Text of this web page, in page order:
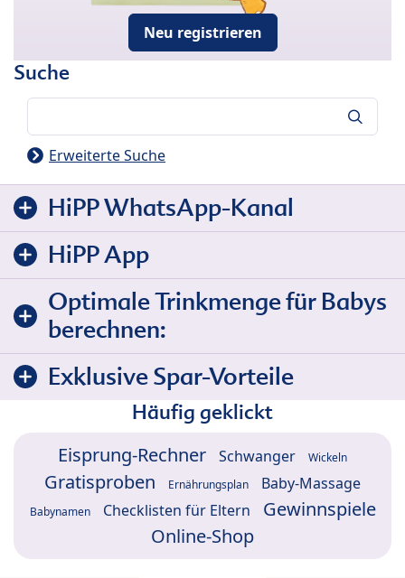
Neu registrieren
Suche
Erweiterte Suche
HiPP WhatsApp-Kanal
HiPP App
Optimale Trinkmenge für Babys
berechnen:
Exklusive Spar-Vorteile
Häufig geklickt
Eisprung-Rechner Schwanger Wickeln
Gratisproben Ernährungsplan Baby-Massage
Babynamen Checklisten für Eltern
Gewinnspiele
Online-Shop